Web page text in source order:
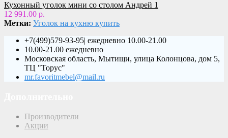
Кухонный уголок мини со столом Андрей 1
12 991.00 р.
Метки: Уголок на кухню купить
+7(499)579-93-95| ежедневно 10.00-21.00
10.00-21.00 ежедневно
Московская область, Мытищи, улица Колонцова, дом 5,
ТЦ "Торус"
mr.favoritmebel@mail.ru
Производители
Акции